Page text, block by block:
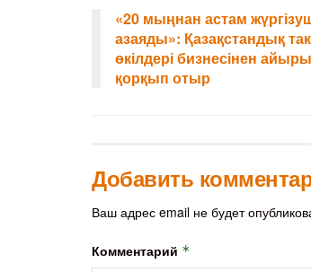
«20 мыңнан астам
азаяды»: Қазақстандық
өкілдері бизнесінен
қорқып отыр
Добавить
Ваш адрес email не будет
Комментарий *